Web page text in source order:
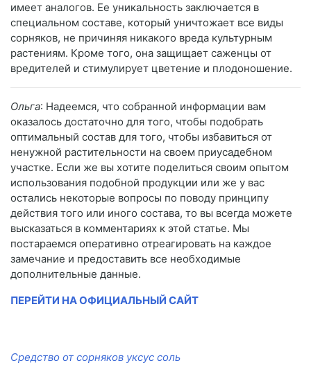
имеет аналогов. Ее уникальность заключается в
специальном составе, который уничтожает все виды
сорняков, не причиняя никакого вреда культурным
растениям. Кроме того, она защищает саженцы от
вредителей и стимулирует цветение и плодоношение.
Ольга: Надеемся, что собранной информации вам
оказалось достаточно для того, чтобы подобрать
оптимальный состав для того, чтобы избавиться от
ненужной растительности на своем приусадебном
участке. Если же вы хотите поделиться своим опытом
использования подобной продукции или же у вас
остались некоторые вопросы по поводу принципу
действия того или иного состава, то вы всегда можете
высказаться в комментариях к этой статье. Мы
постараемся оперативно отреагировать на каждое
замечание и предоставить все необходимые
дополнительные данные.
ПЕРЕЙТИ НА ОФИЦИАЛЬНЫЙ САЙТ
Средство от сорняков уксус соль